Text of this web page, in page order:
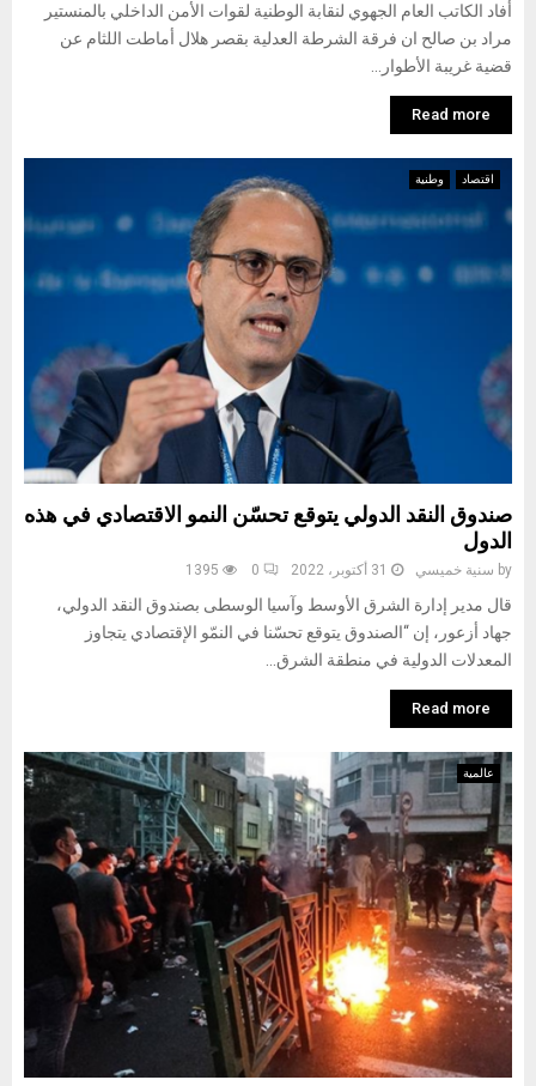
أفاد الكاتب العام الجهوي لنقابة الوطنية لقوات الأمن الداخلي بالمنستير
مراد بن صالح ان فرقة الشرطة العدلية بقصر هلال أماطت اللثام عن
قضية غريبة الأطوار...
Read more
اقتصاد وطنية
صندوق النقد الدولي يتوقع تحسّن النمو الاقتصادي في هذه
الدول
by سنية خميسي 31 أكتوبر، 2022 0
1395
قال مدير إدارة الشرق الأوسط وآسيا الوسطى بصندوق النقد الدولي،
جهاد أزعور، إن “الصندوق يتوقع تحسّنا في النمّو الإقتصادي يتجاوز
المعدلات الدولية في منطقة الشرق...
Read more
عالمية